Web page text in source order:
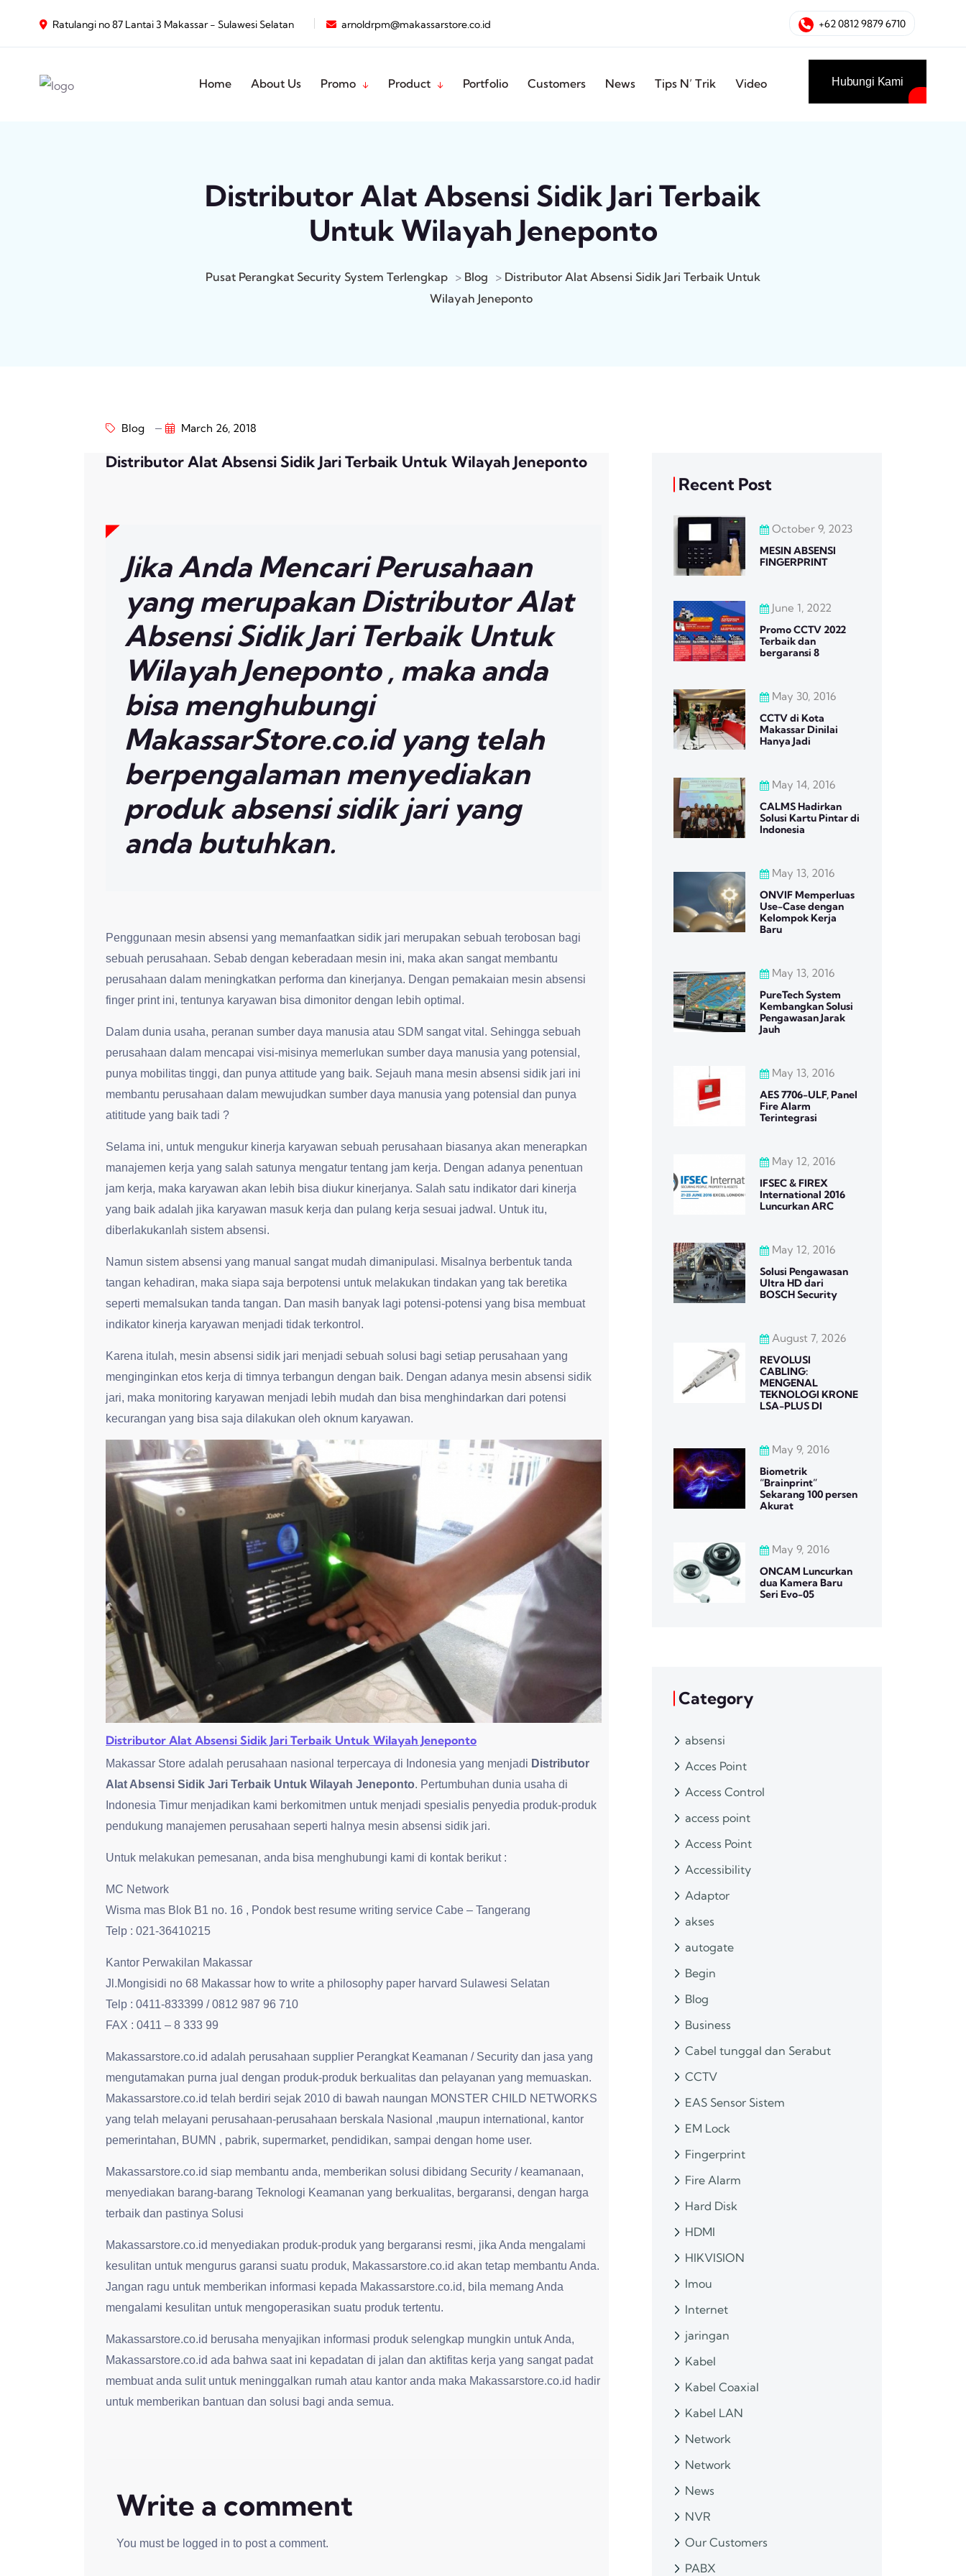
Ratulangi no 87 Lantai 3 Makassar - Sulawesi Selatan arnoldrpm@makassarstore.co.id +62 0812 9879 6710
Home About Us Promo Product Portfolio Customers News Tips N’ Trik Video Hubungi Kami
Distributor Alat Absensi Sidik Jari Terbaik
Untuk Wilayah Jeneponto
Pusat Perangkat Security System Terlengkap > Blog > Distributor Alat Absensi Sidik Jari Terbaik Untuk
Wilayah Jeneponto
Blog March 26, 2018
Distributor Alat Absensi Sidik Jari Terbaik Untuk Wilayah Jeneponto
Jika Anda Mencari Perusahaan
yang merupakan Distributor Alat
Absensi Sidik Jari Terbaik Untuk
Wilayah Jeneponto , maka anda
bisa menghubungi
MakassarStore.co.id yang telah
berpengalaman menyediakan
produk absensi sidik jari yang
anda butuhkan.
Penggunaan mesin absensi yang memanfaatkan sidik jari merupakan sebuah terobosan bagi
sebuah perusahaan. Sebab dengan keberadaan mesin ini, maka akan sangat membantu
perusahaan dalam meningkatkan performa dan kinerjanya. Dengan pemakaian mesin absensi
finger print ini, tentunya karyawan bisa dimonitor dengan lebih optimal.
Dalam dunia usaha, peranan sumber daya manusia atau SDM sangat vital. Sehingga sebuah
perusahaan dalam mencapai visi-misinya memerlukan sumber daya manusia yang potensial,
punya mobilitas tinggi, dan punya attitude yang baik. Sejauh mana mesin absensi sidik jari ini
membantu perusahaan dalam mewujudkan sumber daya manusia yang potensial dan punya
atititude yang baik tadi ?
Selama ini, untuk mengukur kinerja karyawan sebuah perusahaan biasanya akan menerapkan
manajemen kerja yang salah satunya mengatur tentang jam kerja. Dengan adanya penentuan
jam kerja, maka karyawan akan lebih bisa diukur kinerjanya. Salah satu indikator dari kinerja
yang baik adalah jika karyawan masuk kerja dan pulang kerja sesuai jadwal. Untuk itu,
diberlakukanlah sistem absensi.
Namun sistem absensi yang manual sangat mudah dimanipulasi. Misalnya berbentuk tanda
tangan kehadiran, maka siapa saja berpotensi untuk melakukan tindakan yang tak beretika
seperti memalsukan tanda tangan. Dan masih banyak lagi potensi-potensi yang bisa membuat
indikator kinerja karyawan menjadi tidak terkontrol.
Karena itulah, mesin absensi sidik jari menjadi sebuah solusi bagi setiap perusahaan yang
menginginkan etos kerja di timnya terbangun dengan baik. Dengan adanya mesin absensi sidik
jari, maka monitoring karyawan menjadi lebih mudah dan bisa menghindarkan dari potensi
kecurangan yang bisa saja dilakukan oleh oknum karyawan.
Distributor Alat Absensi Sidik Jari Terbaik Untuk Wilayah Jeneponto
Makassar Store adalah perusahaan nasional terpercaya di Indonesia yang menjadi Distributor
Alat Absensi Sidik Jari Terbaik Untuk Wilayah Jeneponto. Pertumbuhan dunia usaha di
Indonesia Timur menjadikan kami berkomitmen untuk menjadi spesialis penyedia produk-produk
pendukung manajemen perusahaan seperti halnya mesin absensi sidik jari.
Untuk melakukan pemesanan, anda bisa menghubungi kami di kontak berikut :
MC Network
Wisma mas Blok B1 no. 16 , Pondok best resume writing service Cabe – Tangerang
Telp : 021-36410215
Kantor Perwakilan Makassar
Jl.Mongisidi no 68 Makassar how to write a philosophy paper harvard Sulawesi Selatan
Telp : 0411-833399 / 0812 987 96 710
FAX : 0411 – 8 333 99
Makassarstore.co.id adalah perusahaan supplier Perangkat Keamanan / Security dan jasa yang
mengutamakan purna jual dengan produk-produk berkualitas dan pelayanan yang memuaskan.
Makassarstore.co.id telah berdiri sejak 2010 di bawah naungan MONSTER CHILD NETWORKS
yang telah melayani perusahaan-perusahaan berskala Nasional ,maupun international, kantor
pemerintahan, BUMN , pabrik, supermarket, pendidikan, sampai dengan home user.
Makassarstore.co.id siap membantu anda, memberikan solusi dibidang Security / keamanaan,
menyediakan barang-barang Teknologi Keamanan yang berkualitas, bergaransi, dengan harga
terbaik dan pastinya Solusi
Makassarstore.co.id menyediakan produk-produk yang bergaransi resmi, jika Anda mengalami
kesulitan untuk mengurus garansi suatu produk, Makassarstore.co.id akan tetap membantu Anda.
Jangan ragu untuk memberikan informasi kepada Makassarstore.co.id, bila memang Anda
mengalami kesulitan untuk mengoperasikan suatu produk tertentu.
Makassarstore.co.id berusaha menyajikan informasi produk selengkap mungkin untuk Anda,
Makassarstore.co.id ada bahwa saat ini kepadatan di jalan dan aktifitas kerja yang sangat padat
membuat anda sulit untuk meninggalkan rumah atau kantor anda maka Makassarstore.co.id hadir
untuk memberikan bantuan dan solusi bagi anda semua.
Write a comment
You must be logged in to post a comment.
Recent Post
October 9, 2023
MESIN ABSENSI
FINGERPRINT
June 1, 2022
Promo CCTV 2022
Terbaik dan
bergaransi 8
May 30, 2016
CCTV di Kota
Makassar Dinilai
Hanya Jadi
May 14, 2016
CALMS Hadirkan
Solusi Kartu Pintar di
Indonesia
May 13, 2016
ONVIF Memperluas
Use-Case dengan
Kelompok Kerja
Baru
May 13, 2016
PureTech System
Kembangkan Solusi
Pengawasan Jarak
Jauh
May 13, 2016
AES 7706-ULF, Panel
Fire Alarm
Terintegrasi
May 12, 2016
IFSEC & FIREX
International 2016
Luncurkan ARC
May 12, 2016
Solusi Pengawasan
Ultra HD dari
BOSCH Security
August 7, 2026
REVOLUSI
CABLING:
MENGENAL
TEKNOLOGI KRONE
LSA-PLUS DI
May 9, 2016
Biometrik
“Brainprint”
Sekarang 100 persen
Akurat
May 9, 2016
ONCAM Luncurkan
dua Kamera Baru
Seri Evo-05
Category
absensi
Acces Point
Access Control
access point
Access Point
Accessibility
Adaptor
akses
autogate
Begin
Blog
Business
Cabel tunggal dan Serabut
CCTV
EAS Sensor Sistem
EM Lock
Fingerprint
Fire Alarm
Hard Disk
HDMI
HIKVISION
Imou
Internet
jaringan
Kabel
Kabel Coaxial
Kabel LAN
Network
Network
News
NVR
Our Customers
PABX